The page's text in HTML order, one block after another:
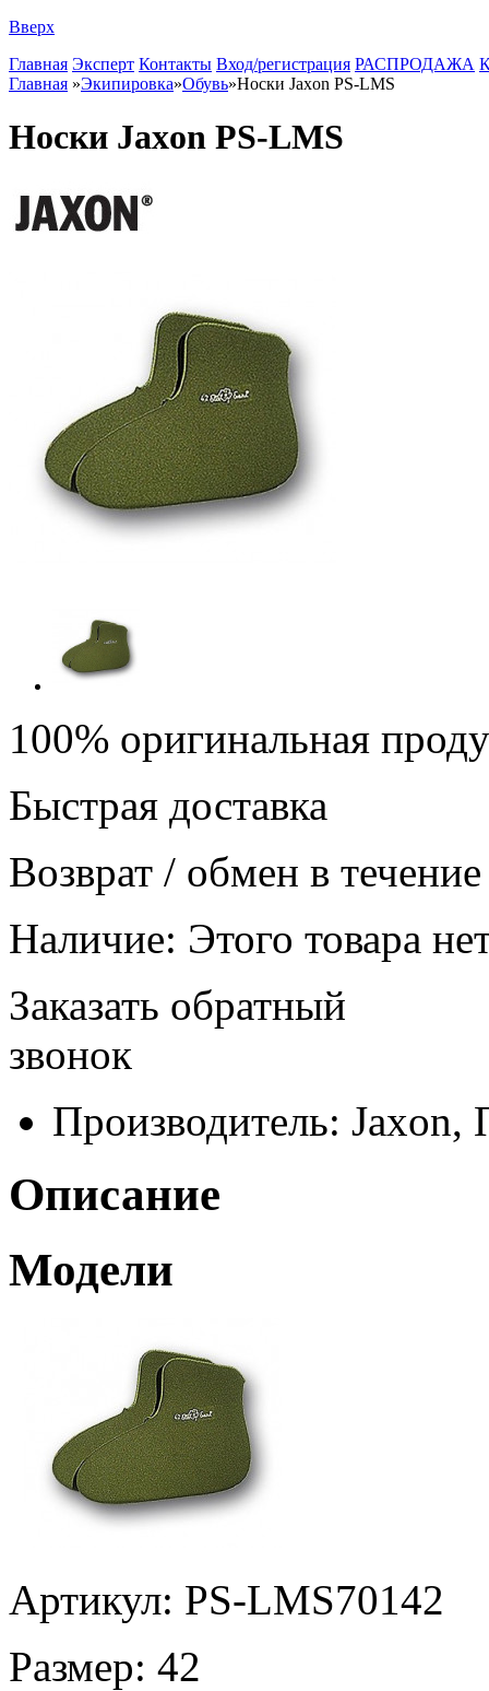
Вверх
Главная Эксперт Контакты Вход/регистрация РАСПРОДАЖА
Главная »Экипировка»Обувь»Носки Jaxon PS-LMS
Носки Jaxon PS-LMS
100% оригинальная
Быстрая доставка
Возврат / обмен в
Наличие: Этого товара
Заказать обратный
звонок
Производитель: Jaxon,
Описание
Модели
Артикул: PS-LMS70142
Размер: 42